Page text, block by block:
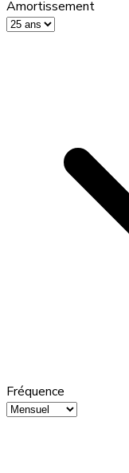
Amortissement
Fréquence